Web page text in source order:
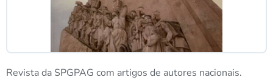
Revista da SPGPAG com artigos de autores nacionais.